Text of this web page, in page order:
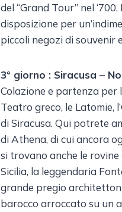
del “Grand Tour” nel
disposizione per
piccoli negozi di
3° giorno : Siracusa –
Colazione e partenza per
Teatro greco, le Latomie,
di Siracusa. Qui potrete
di Athena, di cui ancora
si trovano anche le
Sicilia, la leggendaria
grande pregio
barocco arroccato su un